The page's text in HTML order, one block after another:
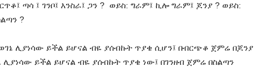
ጣሳ ፤ ገንቦ፤ እንስራ፤ ጋን ? ወይስ: ግራም፤ ኪሎ ግራም፤ ጆንያ ? ወይስ:
?
ወገኔ ሊያነሳው ይችል ይሆናል ብዬ ያሰብኩት ጥያቄ ሲሆን፤ በብርጭቆ ጀምሬ በጆንያ
ይችል ይሆናል ብዬ ያሰብኩት ጥያቄ ነው፤ በገንዘብ ጀምሬ በስልጣን